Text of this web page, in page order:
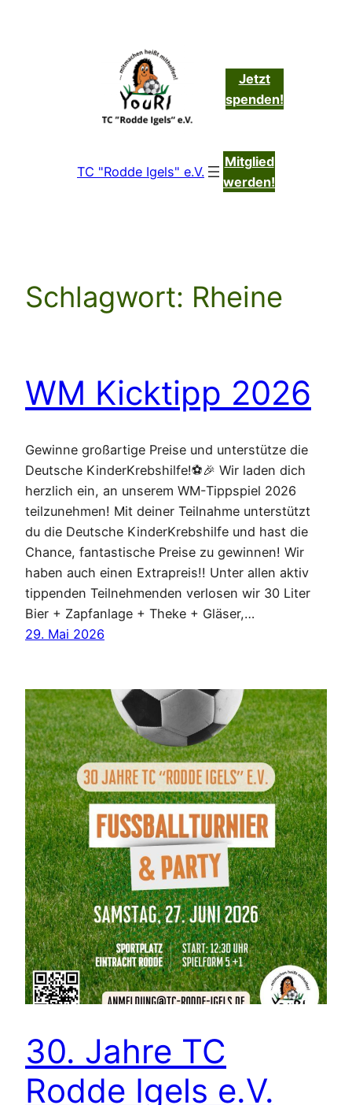
Jetzt
spenden!
TC "Rodde Igels" e.V.
Mitglied
werden!
Schlagwort: Rheine
WM Kicktipp 2026
Gewinne großartige Preise und unterstütze die
Deutsche KinderKrebshilfe!⚽🎉 Wir laden dich
herzlich ein, an unserem WM-Tippspiel 2026
teilzunehmen! Mit deiner Teilnahme unterstützt
du die Deutsche KinderKrebshilfe und hast die
Chance, fantastische Preise zu gewinnen! Wir
haben auch einen Extrapreis!! Unter allen aktiv
tippenden Teilnehmenden verlosen wir 30 Liter
Bier + Zapfanlage + Theke + Gläser,…
29. Mai 2026
30. Jahre TC
Rodde Igels e.V.